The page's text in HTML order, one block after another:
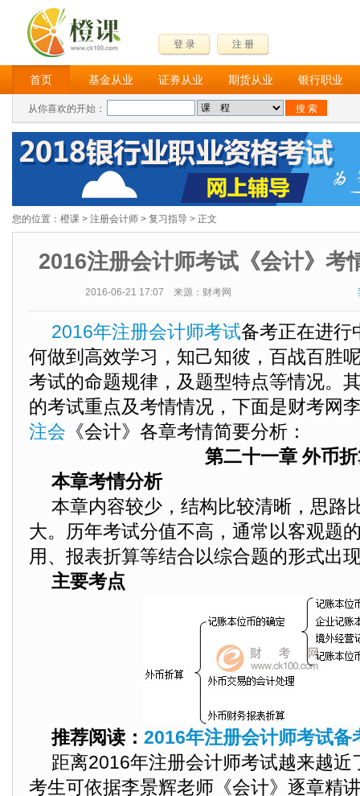
登 录 注 册
首页 基金从业 证券从业 期货从业 银行职业
从你喜欢的开始：
您的位置： 橙课 > 注册会计师 > 复习指导 > 正文
2016注册会计师考试《会计》考
2016-06-21 17:07 来源：财考网
2016年注册会计师考试备考正在进行
何做到高效学习，知己知彼，百战百胜
考试的命题规律，及题型特点等情况。
的考试重点及考情情况，下面是财考网
注会 《会计》各章考情简要分析：
第二十一章 外币
本章考情分析
本章内容较少，结构比较清晰，思路
大。历年考试分值不高，通常以客观题
用、报表折算等结合以综合题的形式出
主要考点
推荐阅读： 2016年注册会计师考试备
距离2016年注册会计师考试越来越近
考生可依据李景辉老师《会计》逐章精